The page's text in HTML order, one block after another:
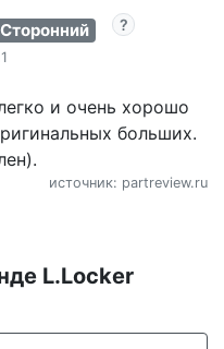
Сторонний
и очень хорошо
больших.
источник: partreview.ru
L.Locker